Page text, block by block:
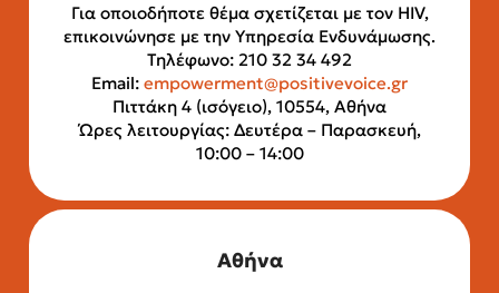
Για οποιοδήποτε θέμα σχετίζεται με τον HIV,
επικοινώνησε με την Υπηρεσία Ενδυνάμωσης.
Τηλέφωνο: 210 32 34 492
Email: empowerment@positivevoice.gr
Πιττάκη 4 (ισόγειο), 10554, Αθήνα
Ώρες λειτουργίας: Δευτέρα – Παρασκευή,
10:00 – 14:00
Αθήνα